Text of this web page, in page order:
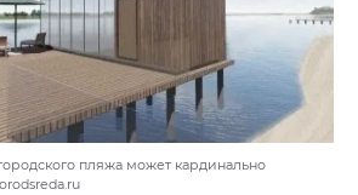
пляжа может кардинально